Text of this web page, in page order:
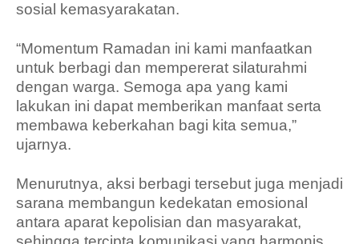
sosial kemasyarakatan.
“Momentum Ramadan ini kami manfaatkan
untuk berbagi dan mempererat silaturahmi
dengan warga. Semoga apa yang kami
lakukan ini dapat memberikan manfaat serta
membawa keberkahan bagi kita semua,”
ujarnya.
Menurutnya, aksi berbagi tersebut juga menjadi
sarana membangun kedekatan emosional
antara aparat kepolisian dan masyarakat,